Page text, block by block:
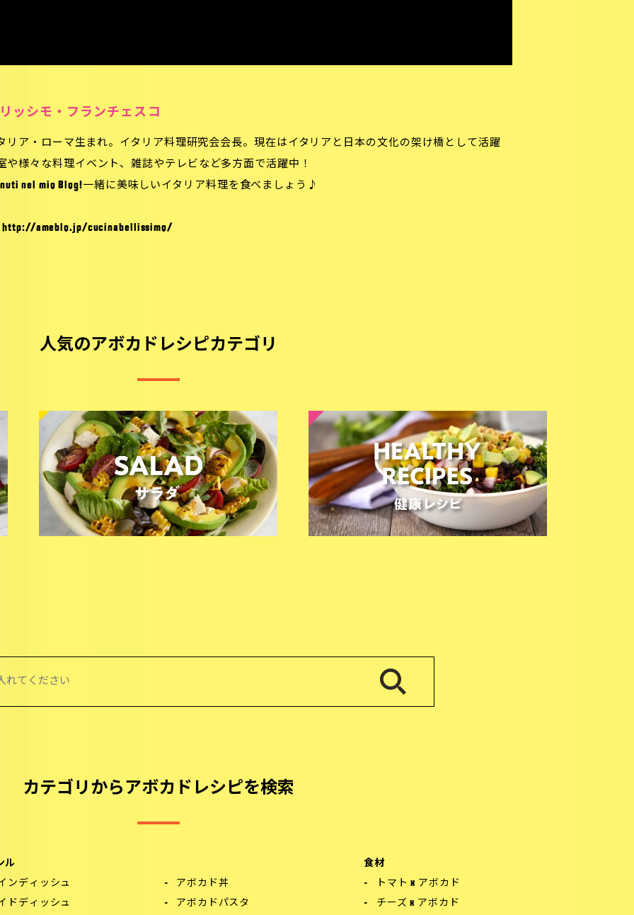
ッシモ・フランチェスコ
リア・ローマ生まれ。イタリア料理研究会会長。現在はイタリアと日本の文化の架け橋として活躍
や様々な料理イベント、雑誌やテレビなど多方面で活躍中！
nel mio Blog!一緒に美味しいイタリア料理を食べましょう♪
http://ameblo.jp/cucinabellissimo/
人気のアボカドレシピカテゴリ
カテゴリからアボカドレシピを検索
ル
ンディッシュ
ドディッシュ
アボカド丼
アボカドパスタ
食材
トマト x アボカド
チーズ x アボカド